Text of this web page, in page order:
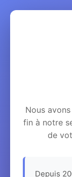
Nous
fin à notre
de
Depuis